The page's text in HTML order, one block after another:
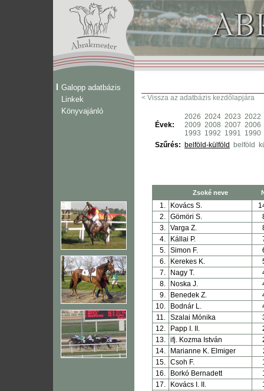
Galopp adatbázis
Linkek
Könyvajánló
< Vissza az adatbázis kezdőlapjára
Évek:
2026 2024 2023 2022
2009 2008 2007 2006
1993 1992 1991 1990
Szűrés: belföld-külföld belföld
Zsoké neve
1. Kovács S.
2. Gömöri S.
3. Varga Z.
4.
Kállai P.
5. Simon F.
6.
Kerekes K.
7.
Nagy T.
8.
Noska J.
9.
Benedek Z.
10.
Bodnár L.
11. Szalai Mónika
12.
Papp I. II.
13. ifj. Kozma István
14.
Marianne K. Elmiger
15. Csoh F.
16.
Borkó Bernadett
17.
Kovács I. II.